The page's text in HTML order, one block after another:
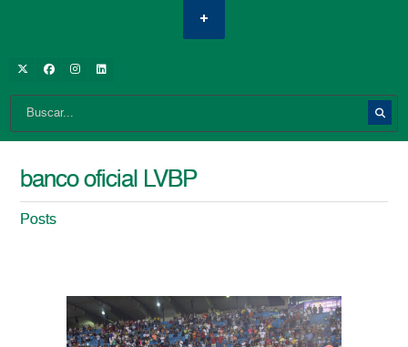
banco oficial LVBP
Posts